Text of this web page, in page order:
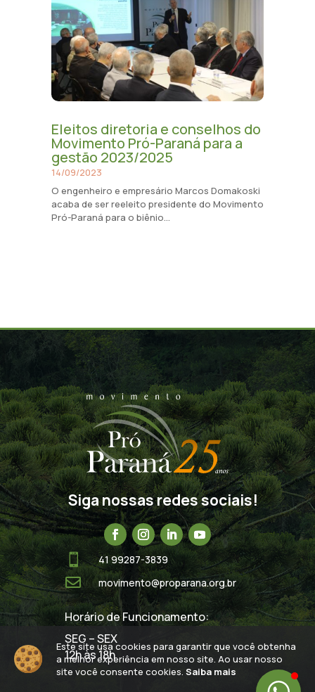
Eleitos diretoria e conselhos do
Movimento Pró-Paraná para a
gestão 2023/2025
14/09/2023
O engenheiro e empresário Marcos Domakoski
acaba de ser reeleito presidente do Movimento
Pró-Paraná para o biênio...
Siga nossas redes sociais!
Este site usa cookies para garantir que você obtenha
a melhor experiência em nosso site. Ao usar nosso
site você consente cookies. Saiba mais
 41 99287-3839
 movimento@proparana.org.br
Horário de Funcionamento:
SEG – SEX
12h às 18h